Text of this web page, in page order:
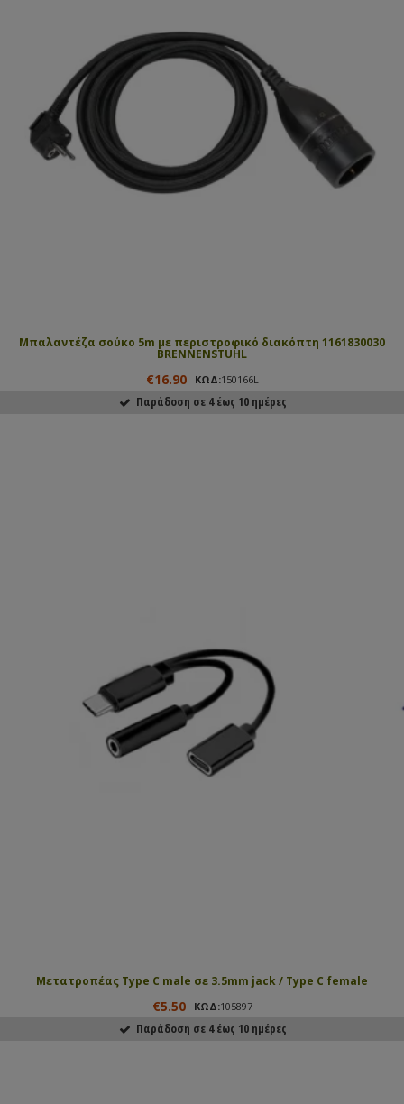
Μπαλαντέζα σούκο 5m με περιστροφικό διακόπτη 1161830030
BRENNENSTUHL
€16.90 ΚΩΔ:150166L
Παράδοση σε 4 έως 10 ημέρες
Μετατροπέας Type C male σε 3.5mm jack / Type C female
€5.50 ΚΩΔ:105897
Παράδοση σε 4 έως 10 ημέρες